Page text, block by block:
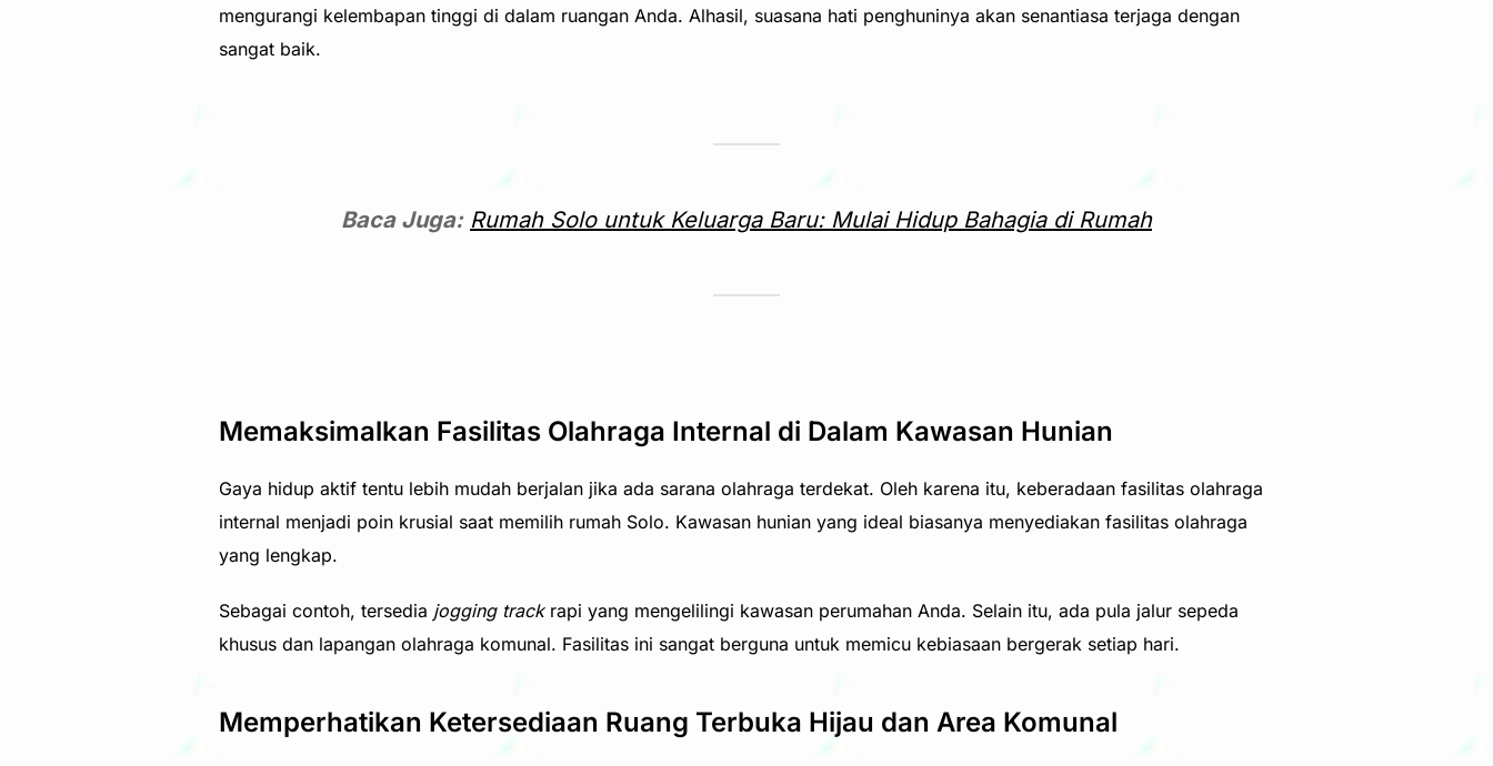
mengurangi kelembapan tinggi di dalam ruangan Anda. Alhasil, suasana hati penghuninya akan senantiasa terjaga dengan
sangat baik.
Baca Juga: Rumah Solo untuk Keluarga Baru: Mulai Hidup Bahagia di Rumah
Memaksimalkan Fasilitas Olahraga Internal di Dalam Kawasan Hunian
Gaya hidup aktif tentu lebih mudah berjalan jika ada sarana olahraga terdekat. Oleh karena itu, keberadaan fasilitas olahraga
internal menjadi poin krusial saat memilih rumah Solo. Kawasan hunian yang ideal biasanya menyediakan fasilitas olahraga
yang lengkap.
Sebagai contoh, tersedia jogging trackrapi yang mengelilingi kawasan perumahan Anda. Selain itu, ada pula jalur sepeda
khusus dan lapangan olahraga komunal. Fasilitas ini sangat berguna untuk memicu kebiasaan bergerak setiap hari.
Memperhatikan Ketersediaan Ruang Terbuka Hijau dan Area Komunal